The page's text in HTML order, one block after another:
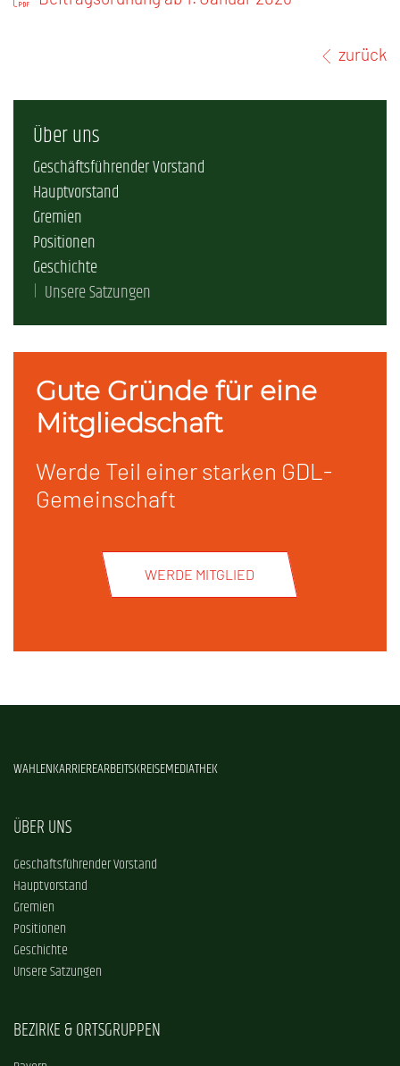
zurück
Über uns
Geschäftsführender Vorstand
Hauptvorstand
Gremien
Positionen
Geschichte
Unsere Satzungen
Gute Gründe für eine
Mitgliedschaft
Werde Teil einer starken GDL-
Gemeinschaft
WERDE MITGLIED
WAHLENKARRIEREARBEITSKREISEMEDIATHEK
ÜBER UNS
Geschäftsführender Vorstand
Hauptvorstand
Gremien
Positionen
Geschichte
Unsere Satzungen
BEZIRKE & ORTSGRUPPEN